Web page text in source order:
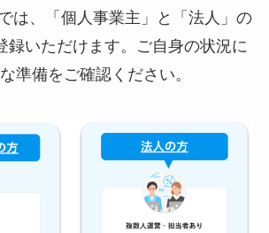
は、「個人事業主」と「法人」の
録いただけます。ご自身の状況に
準備をご確認ください。